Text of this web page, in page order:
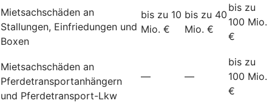
Mietsachschäden an
Stallungen, Einfriedungen und
Boxen
bis zu 10
Mio. €
bis zu 40
Mio. €
bis zu
100 Mio.
€
Mietsachschäden an
Pferdetransportanhängern
und Pferdetransport-Lkw
— —
bis zu
100 Mio.
€